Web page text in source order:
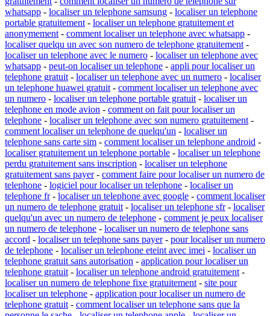
whatsapp - localiser un telephone samsung - localiser un telephone
portable gratuitement - localiser un telephone gratuitement et
anonymement - comment localiser un telephone avec whatsapp -
localiser quelqu un avec son numero de telephone gratuitement -
localiser un telephone avec le numero - localiser un telephone avec
whatsapp - peut-on localiser un telephone - appli pour localiser un
telephone gratuit - localiser un telephone avec un numero - localiser
un telephone huawei gratuit - comment localiser un telephone avec
un numero - localiser un telephone portable gratuit - localiser un
telephone en mode avion - comment on fait pour localiser un
telephone - localiser un telephone avec son numero gratuitement -
comment localiser un telephone de quelqu'un - localiser un
telephone sans carte sim - comment localiser un telephone android -
localiser gratuitement un telephone portable - localiser un telephone
perdu gratuitement sans inscription - localiser un telephone
gratuitement sans payer- comment faire pour localiser un numero de
telephone - logiciel pour localiser un telephone - localiser un
telephone fr- localiser un telephone avec google - comment localiser
un numero de telephone gratuit - localiser un telephone sfr- localiser
quelqu'un avec un numero de telephone - comment je peux localiser
un numero de telephone - localiser un numero de telephone sans
accord - localiser un telephone sans payer- pour localiser un numero
de telephone - localiser un telephone eteint avec imei - localiser un
telephone gratuit sans autorisation - application pour localiser un
telephone gratuit - localiser un telephone android gratuitement -
localiser un numero de telephone fixe gratuitement - site pour
localiser un telephone - application pour localiser un numero de
telephone gratuit - comment localiser un telephone sans que la